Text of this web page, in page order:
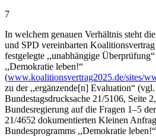
7
In welchem genauen Verhältnis steht
und SPD vereinbarten
festgelegte ,,unabhängige
,,Demokratie leben!“
(www.koalitionsvertrag2025.de/sites/
zu der ,,ergänzende[n] Evaluation“
Bundestagsdrucksache 21/5106, Seite
Bundesregierung auf die Fragen 1–5
21/4652 dokumentierten Kleinen
Bundesprogramms ,,Demokratie